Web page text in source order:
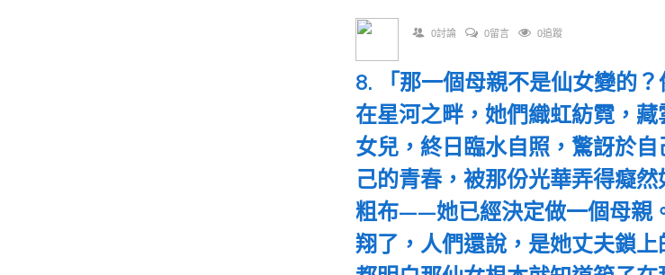
0討論 0留言 0追蹤
8. 「那一個母親不是仙女變的
在星河之畔，她們織虹紡霓，
女兒，終日臨水自照，驚訝於
己的青春，被那份光華弄得癡
粗布——她已經決定做一個母親
翔了，人們還說，是她丈夫鎖